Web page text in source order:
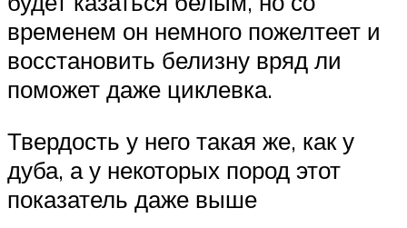
временем он немного пожелтеет и
восстановить белизну вряд ли
поможет даже циклевка.
Твердость у него такая же, как у
дуба, а у некоторых пород этот
показатель даже выше